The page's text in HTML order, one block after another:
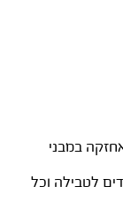
במבני
לטבילה וכל